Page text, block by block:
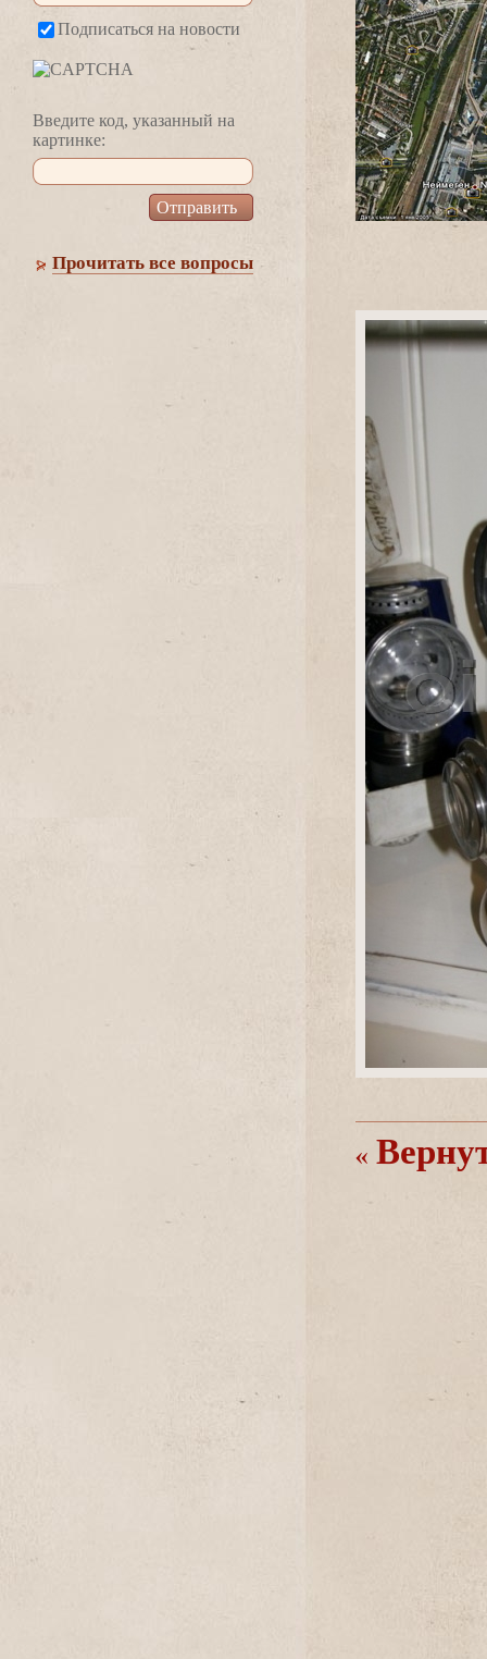
Подписаться на новости
едите код, указанный на
картинке:
Прочитать все вопросы